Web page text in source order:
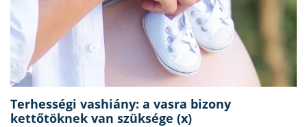
Terhességi vashiány: a vasra bizony
kettőtöknek van szüksége (x)